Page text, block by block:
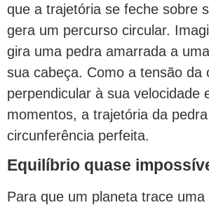
que a trajetória se feche sobre
gera um percurso circular.
gira uma pedra amarrada a
sua cabeça. Como a tensão da
perpendicular à sua velocidade
momentos, a trajetória da
circunferência perfeita.
Equilíbrio quase
Para que um planeta trace